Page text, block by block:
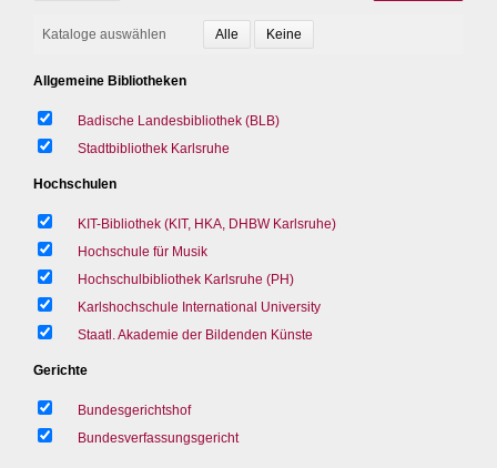
Kataloge auswählen
Allgemeine Bibliotheken
Badische Landesbibliothek (BLB)
Stadtbibliothek Karlsruhe
Hochschulen
KIT-Bibliothek (KIT, HKA, DHBW Karlsruhe)
Hochschule für Musik
Hochschulbibliothek Karlsruhe (PH)
Karlshochschule International University
Staatl. Akademie der Bildenden Künste
Gerichte
Bundesgerichtshof
Bundesverfassungsgericht